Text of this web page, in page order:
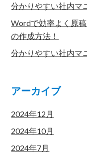
分かりやすい社内
Wordで効率よく原
の作成方法！
分かりやすい社内
アーカイブ
2024年12月
2024年10月
2024年7月